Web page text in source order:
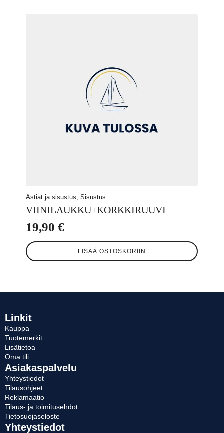
Astiat ja sisustus, Sisustus
VIINILAUKKU+KORKKIRUUVI
19,90 €
LISÄÄ OSTOSKORIIN
Linkit
Kauppa
Tuotemerkit
Lisätietoa
Oma tili
Asiakaspalvelu
Yhteystiedot
Tilausohjeet
Reklamaatio
Tilaus- ja toimitusehdot
Tietosuojaseloste
Yhteystiedot